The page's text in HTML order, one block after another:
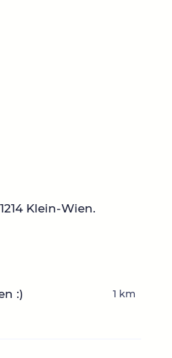
Klein-Wien.
:) 1 km